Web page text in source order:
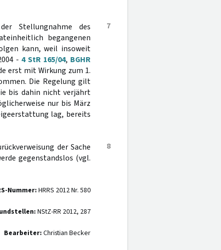
7
Stellungnahme des
begangenen
kann, weil insoweit
-4 StR 165/04, BGHR
erst mit Wirkung zum 1.
Die Regelung gilt
bis dahin nicht verjährt
nur bis März
lag, bereits
8
der Sache
gegenstandslos (vgl.
Nummer: HRRS 2012 Nr. 580
NStZ-RR 2012, 287
Bearbeiter: Christian Becker